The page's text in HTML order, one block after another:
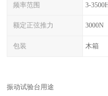
频率范围 3-
额定正弦推力 3000N
包装 木箱
振动试验台用途